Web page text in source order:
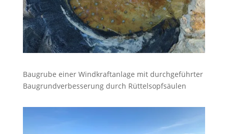
Baugrube einer Windkraftanlage mit durchgeführter
Baugrundverbesserung durch Rüttelsopfsäulen